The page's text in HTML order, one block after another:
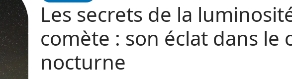
Les secrets de la
comète : son éclat dans le
nocturne